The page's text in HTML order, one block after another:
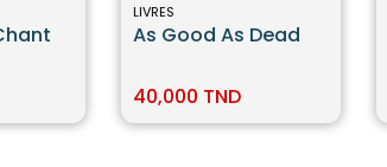
LIVRES
As Good As Dead
40,000 TND